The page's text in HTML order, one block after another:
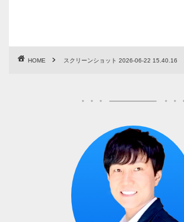
HOME スクリーンショット 2026-06-22 15.40.16